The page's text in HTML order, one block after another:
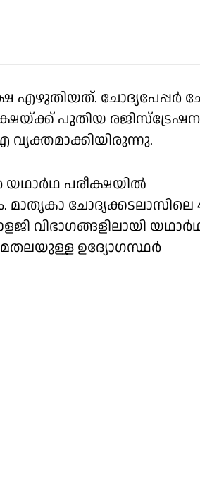
എഴുതിയത്. ചോദ്യപേപ്പർ
പുതിയ
വ്യക്തമാക്കിയിരുന്നു.
യഥാർഥ പരീക്ഷയിൽ
ചോദ്യക്കടലാസിലെ
വിഭാഗങ്ങളിലായി
ഉദ്യോഗസ്ഥർ